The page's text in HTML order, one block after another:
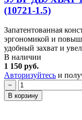
(10721-1.5)
Запатентованная
эргономикой и
удобный захват и
В наличии
1 150 руб.
Авторизуйтесь и
−
В корзину